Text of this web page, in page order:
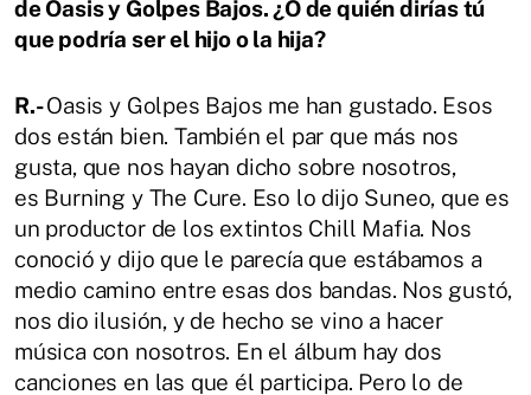
de Oasis y Golpes Bajos. ¿O de quién dirías tú
que podría ser el hijo o la hija?
R.-Oasis y Golpes Bajos me han gustado. Esos
dos están bien. También el par que más nos
gusta, que nos hayan dicho sobre nosotros,
es Burning y The Cure. Eso lo dijo Suneo, que es
un productor de los extintos Chill Mafia. Nos
conoció y dijo que le parecía que estábamos a
medio camino entre esas dos bandas. Nos gustó,
nos dio ilusión, y de hecho se vino a hacer
música con nosotros. En el álbum hay dos
canciones en las que él participa. Pero lo de